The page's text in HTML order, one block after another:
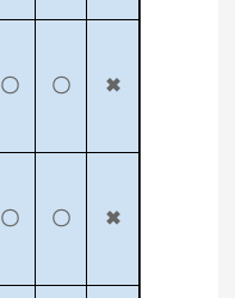
〇 〇 ✖
〇 〇 ✖